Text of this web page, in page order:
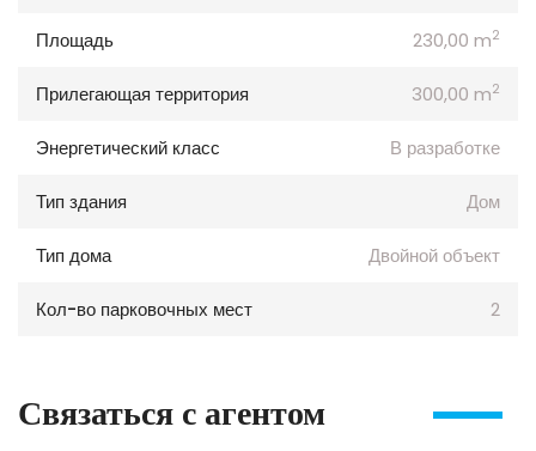
Площадь 230,00 m2
Прилегающая территория 300,00 m2
Энергетический класс В разработке
Тип здания Дом
Тип дома Двойной объект
Кол-во парковочных мест 2
Связаться с агентом